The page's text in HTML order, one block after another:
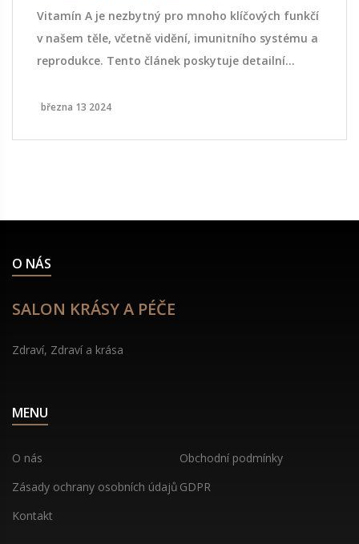
Vitamín A je nezbytný pro mnoho klíčových funkčí
v našem těle, včetně vidění, imunitního systému a
reprodukce. Tento článek poskytuje detailní
významu tohoto vitamínu pro lidské zdraví.
března 13 2024
O NÁS
SALON KRÁSY A PÉČE
Zdraví, Zdraví a krása
MENU
O nás
Obchodní podmínky
Zásady ochrany osobních údajů GDPR
Kontakt